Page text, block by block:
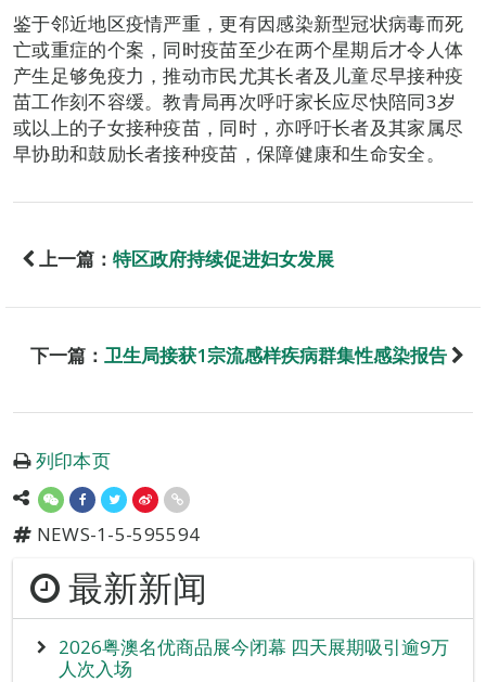
鉴于邻近地区疫情严重，更有因感染新型冠状病毒而死
亡或重症的个案，同时疫苗至少在两个星期后才令人体
产生足够免疫力，推动市民尤其长者及儿童尽早接种疫
苗工作刻不容缓。教青局再次呼吁家长应尽快陪同3岁
或以上的子女接种疫苗，同时，亦呼吁长者及其家属尽
早协助和鼓励长者接种疫苗，保障健康和生命安全。
上一篇： 特区政府持续促进妇女发展
下一篇： 卫生局接获1宗流感样疾病群集性感染报告
列印本页
NEWS-1-5-595594
最新新闻
2026粤澳名优商品展今闭幕 四天展期吸引逾9万
人次入场